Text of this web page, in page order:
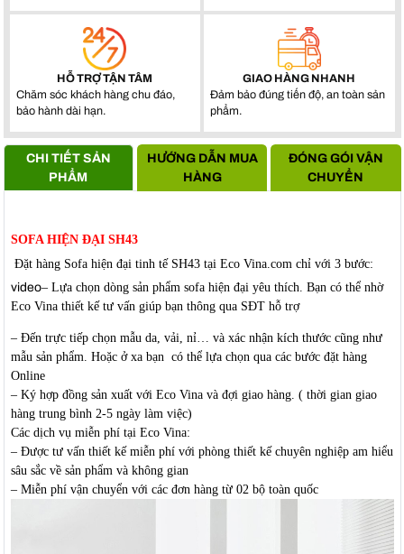
HỖ TRỢ TẬN TÂM
Chăm sóc khách hàng chu đáo,
bảo hành dài hạn.
GIAO HÀNG NHANH
Đảm bảo đúng tiến độ, an toàn sản
phẩm.
CHI TIẾT SẢN
PHẨM
HƯỚNG DẪN MUA
HÀNG
ĐÓNG GÓI VẬN
CHUYỂN
SOFA HIỆN ĐẠI SH43
Đặt hàng Sofa hiện đại tinh tế SH43 tại Eco Vina.com chỉ với 3 bước:
video– Lựa chọn dòng sản phẩm sofa hiện đại yêu thích. Bạn có thể nhờ
Eco Vina thiết kế tư vấn giúp bạn thông qua SĐT hỗ trợ
– Đến trực tiếp chọn mẫu da, vải, nỉ… và xác nhận kích thước cũng như
mẫu sản phẩm. Hoặc ở xa bạn có thể lựa chọn qua các bước đặt hàng
Online
– Ký hợp đồng sản xuất với Eco Vina và đợi giao hàng. ( thời gian giao
hàng trung bình 2-5 ngày làm việc)
Các dịch vụ miễn phí tại Eco Vina:
– Được tư vấn thiết kế miễn phí với phòng thiết kế chuyên nghiệp am hiểu
sâu sắc về sản phẩm và không gian
– Miễn phí vận chuyển với các đơn hàng từ 02 bộ toàn quốc